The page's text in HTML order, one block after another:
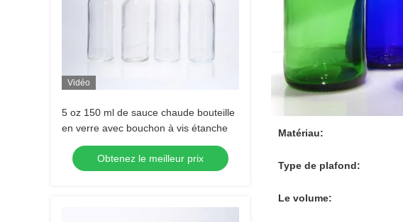
Vidéo
5 oz 150 ml de sauce chaude bouteille
en verre avec bouchon à vis étanche
Obtenez le meilleur prix
Matériau:
Type de plafond:
Le volume: